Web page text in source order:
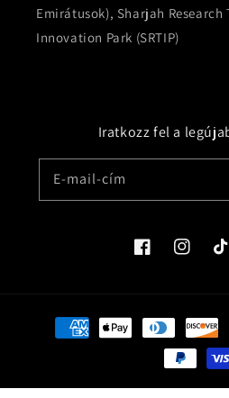
Emirátusok), Sharjah Research
Innovation Park (SRTIP)
Iratkozz fel a
E-mail-cím
FacebookInstagram
Fizetési
módok
© 2026,World Wide SIM Card